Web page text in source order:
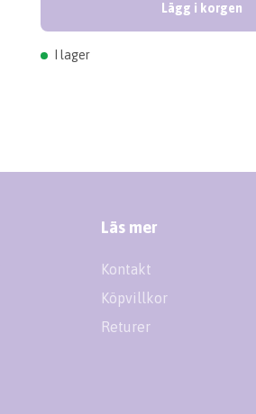
Lägg i korgen
I lager
Läs mer
Kontakt
Köpvillkor
Returer